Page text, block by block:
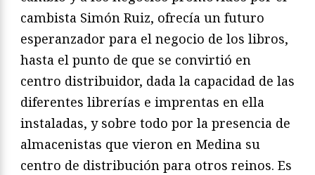
cambista Simón Ruiz, ofrecía un futuro
esperanzador para el negocio de los libros,
hasta el punto de que se convirtió en
centro distribuidor, dada la capacidad de las
diferentes librerías e imprentas en ella
instaladas, y sobre todo por la presencia de
almacenistas que vieron en Medina su
centro de distribución para otros reinos. Es